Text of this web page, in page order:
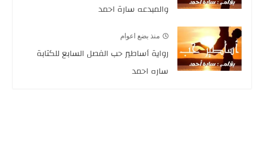
والمبدعه سارة احمد
منذ بضع اعوام
رواية أساطير حب الفصل السابع للكتابة
ساره احمد